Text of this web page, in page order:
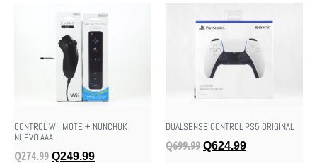
CONTROL WII MOTE + NUNCHUK
NUEVO AAA
Q274.99 Q249.99
DUALSENSE CONTROL PS5 ORIGINAL
Q699.99 Q624.99